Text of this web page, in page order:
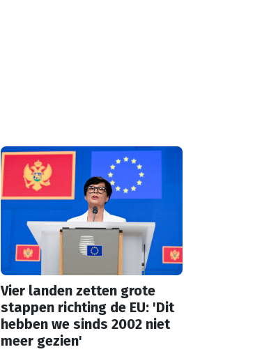
Vier landen zetten grote
stappen richting de EU: 'Dit
hebben we sinds 2002 niet
meer gezien'